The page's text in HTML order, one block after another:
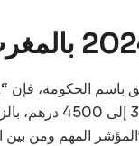
باسم الحكومة، فإن
المهم ومن بين